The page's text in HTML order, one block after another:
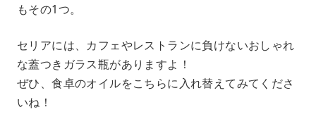
もその1つ。
セリアには、カフェやレストランに負けないおしゃれ
な蓋つきガラス瓶がありますよ！
ぜひ、食卓のオイルをこちらに入れ替えてみてくださ
いね！